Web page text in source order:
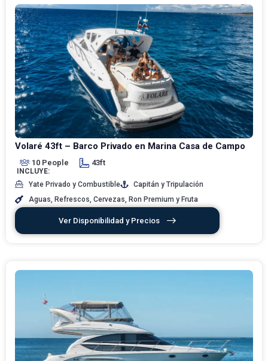
Volaré 43ft – Barco Privado en Marina Casa de Campo
10 People 43ft
INCLUYE:
Yate Privado y Combustible
Capitán y Tripulación
Aguas, Refrescos, Cervezas, Ron Premium y Fruta
Ver Disponibilidad y Precios